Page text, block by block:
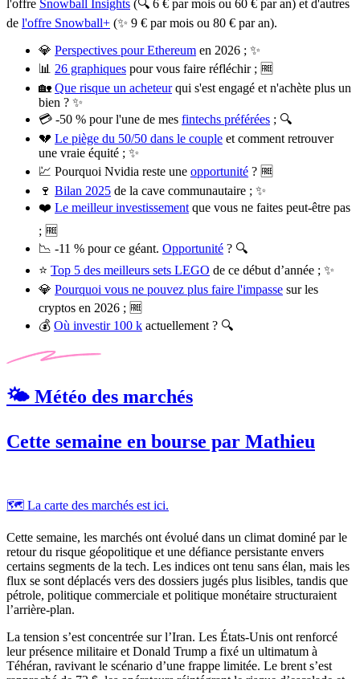
l'offre Snowball Insights (🔍 6 € par mois ou 60 € par an) et d'autres
de l'offre Snowball+ (✨ 9 € par mois ou 80 € par an).
💎 Perspectives pour Ethereum en 2026 ; ✨
📊 26 graphiques pour vous faire réfléchir ; 🆓
🏡 Que risque un acheteurqui s'est engagé et n'achète plus un
bien ? ✨
💳 -50 % pour l'une de mes fintechs préférées ; 🔍
💔 Le piège du 50/50 dans le couple et comment retrouver
une vraie équité ; ✨
💹 Pourquoi Nvidia reste une opportunité ? 🆓
🍷 Bilan 2025 de la cave communautaire ; ✨
❤️ Le meilleur investissement que vous ne faites peut-être pas
; 🆓
📉 -11 % pour ce géant. Opportunité ? 🔍
⭐ Top 5 des meilleurs sets LEGO de ce début d’année ; ✨
💎 Pourquoi vous ne pouvez plus faire l'impasse sur les
cryptos en 2026 ; 🆓
💰 Où investir 100 k actuellement ? 🔍
🌤️ Météo des marchés
Cette semaine en bourse par Mathieu
🗺️ La carte des marchés est ici.
Cette semaine, les marchés ont évolué dans un climat dominé par le
retour du risque géopolitique et une défiance persistante envers
certains segments de la tech. Les indices ont tenu sans élan, mais les
flux se sont déplacés vers des dossiers jugés plus lisibles, tandis que
pétrole, politique commerciale et politique monétaire structuraient
l’arrière-plan.
La tension s’est concentrée sur l’Iran. Les États-Unis ont renforcé
leur présence militaire et Donald Trump a fixé un ultimatum à
Téhéran, ravivant le scénario d’une frappe limitée. Le brent s’est